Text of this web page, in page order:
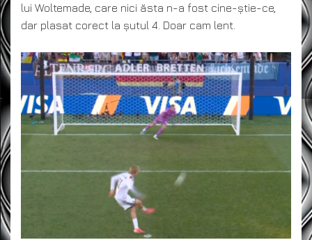
lui Woltemade, care nici ăsta n-a fost cine-știe-ce,
dar plasat corect la șutul 4. Doar cam lent.